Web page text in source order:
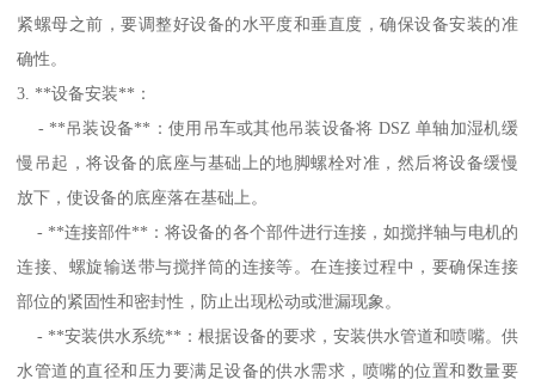
紧螺母之前，要调整好设备的水平度和垂直度，确保设备安装的准
确性。
3. **设备安装**：
- **吊装设备**：使用吊车或其他吊装设备将 DSZ 单轴加湿机缓
慢吊起，将设备的底座与基础上的地脚螺栓对准，然后将设备缓慢
放下，使设备的底座落在基础上。
- **连接部件**：将设备的各个部件进行连接，如搅拌轴与电机的
连接、螺旋输送带与搅拌筒的连接等。在连接过程中，要确保连接
部位的紧固性和密封性，防止出现松动或泄漏现象。
- **安装供水系统**：根据设备的要求，安装供水管道和喷嘴。供
水管道的直径和压力要满足设备的供水需求，喷嘴的位置和数量要